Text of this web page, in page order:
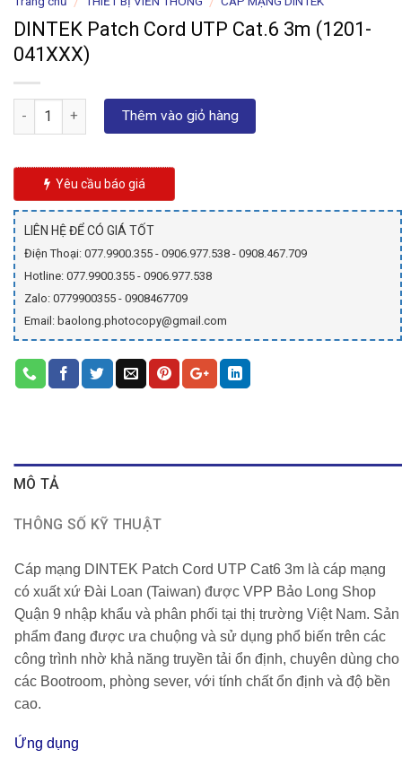
DINTEK Patch Cord UTP Cat.6 3m (1201-
041XXX)
Số lượng Thêm vào giỏ hàng
Yêu cầu báo giá
LIÊN HỆ ĐỂ CÓ GIÁ TỐT
Điện Thoại: 077.9900.355 - 0906.977.538 - 0908.467.709
Hotline: 077.9900.355 - 0906.977.538
Zalo: 0779900355 - 0908467709
Email: baolong.photocopy@gmail.com
MÔ TẢ
THÔNG SỐ KỸ THUẬT
Cáp mạng DINTEK Patch Cord UTP Cat6 3m là cáp mạng
có xuất xứ Đài Loan (Taiwan) được VPP Bảo Long Shop
Quận 9 nhập khẩu và phân phối tại thị trường Việt Nam. Sản
phẩm đang được ưa chuộng và sử dụng phổ biến trên các
công trình nhờ khả năng truyền tải ổn định, chuyên dùng cho
các Bootroom, phòng sever, với tính chất ổn định và độ bền
cao.
Ứng dụng